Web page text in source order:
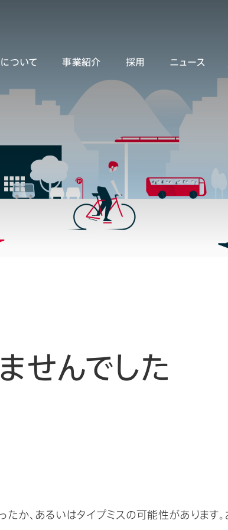
ついて 事業紹介 採用 ニュース
せんでした
か、あるいはタイプミスの可能性があります